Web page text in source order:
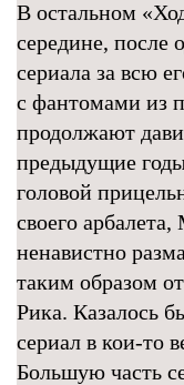
В остальном
середине, после
сериала за всю
с фантомами из
продолжают
предыдущие
головой
своего
ненавистно
таким образом
Рика. Казалось
сериал в кои-то
Большую часть